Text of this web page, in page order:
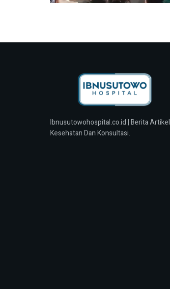
Ibnusutowohospital.co.id | Berita Artikel
Kesehatan Dan Konsultasi.